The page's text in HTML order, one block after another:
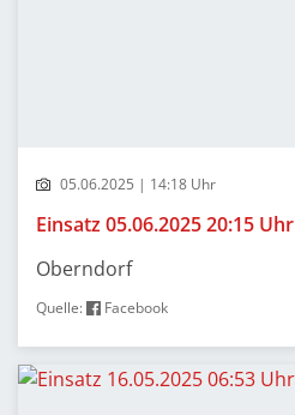
05.06.2025 | 14:18 Uhr
Einsatz 05.06.2025 20:15 Uhr
Oberndorf
Quelle: Facebook